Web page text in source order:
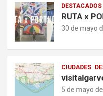
DESTACADOS
RUTA x
30 de mayo
CIUDADES
5 de mayo